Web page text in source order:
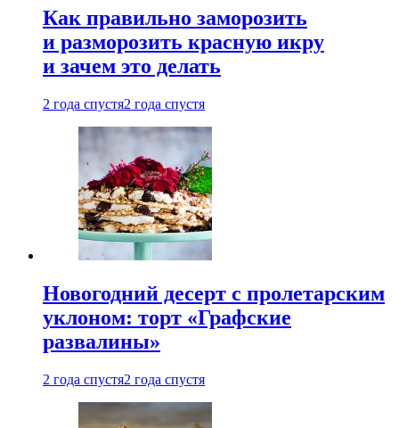
Как правильно заморозить
и разморозить красную икру
и зачем это делать
2 года спустя2 года спустя
Новогодний десерт с пролетарским
уклоном: торт «Графские
развалины»
2 года спустя2 года спустя